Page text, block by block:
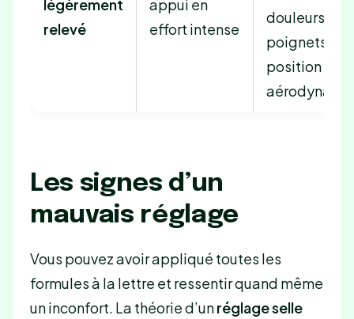
légèrement
relevé
appui en
effort intense
douleurs aux
poignets en
position
Les signes d’un
mauvais réglage
Vous pouvez avoir appliqué toutes les
formules à la lettre et ressentir quand même
un inconfort. La théorie d’unréglage selle